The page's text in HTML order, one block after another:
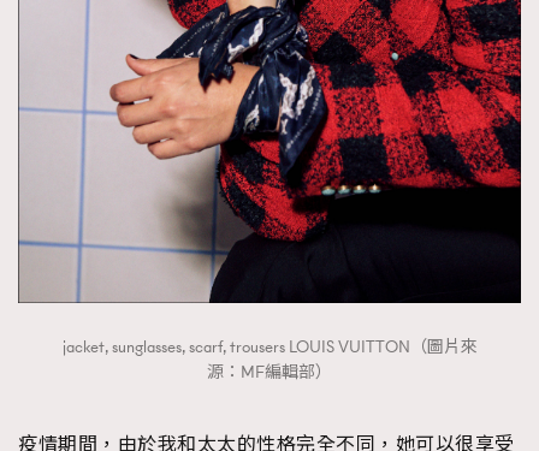
jacket, sunglasses, scarf, trousers LOUIS VUITTON（圖片來
源：MF編輯部）
疫情期間，由於我和太太的性格完全不同，她可以很享受